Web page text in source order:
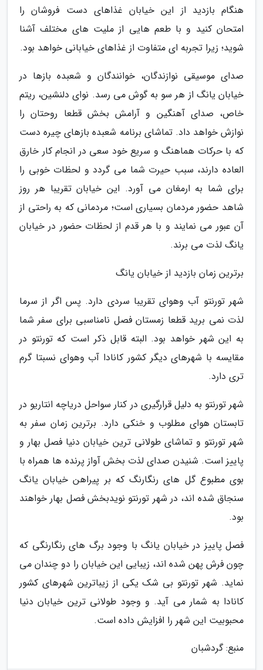
هنگام بازدید از این خیابان غذاهای دست فروشان را
امتحان کنید و با طعم هایی از ملیت های مختلف آشنا
شوید؛ زیرا تجربه ای متفاوت از غذاهای خیابانی خواهد بود.
صدای موسیقی نوازندگان، خوانندگان و شعبده بازها در
خیابان یانگ از هر سو به گوش می رسد. نوای دلنشین، ریتم
خاص، صدای آهنگین و آرامش بخش قطعا روحتان را
نوازش خواهد داد. تماشای برنامه شعبده بازهای چیره دست
که با حرکات هماهنگ و سریع خود سعی در انجام کار خارق
العاده دارند، سبب حیرت شما می گردد و لحظات خوبی را
برای شما به ارمغان می آورد. این خیابان تقریبا هر روز
شاهد حضور مردمان بسیاری است؛ مردمانی که به راحتی از
آن عبور می نمایند و با هر قدم از لحظات حضور در خیابان
یانگ لذت می برند.
برترین زمان بازدید از خیابان یانگ
شهر تورنتو آب وهوای تقریبا سردی دارد. پس اگر از سرما
لذت نمی برید قطعا زمستان فصل نامناسبی برای سفر شما
به این شهر خواهد بود. البته قابل ذکر است که تورنتو در
مقایسه با شهرهای دیگر کشور کانادا آب وهوای نسبتا گرم
تری دارد.
شهر تورنتو به دلیل قرارگیری در کنار سواحل دریاچه انتاریو در
تابستان هوای مطلوب و خنکی دارد. برترین زمان سفر به
شهر تورنتو و تماشای طولانی ترین خیابان دنیا فصل بهار و
پاییز است. شنیدن صدای لذت بخش آواز پرنده ها همراه با
بوی مطبوع گل های رنگارنگ که بر پیراهن خیابان یانگ
سنجاق شده اند، در شهر تورنتو نویدبخش فصل بهار خواهند
بود.
فصل پاییز در خیابان یانگ با وجود برگ های رنگارنگی که
چون فرش پهن شده اند، زیبایی این خیابان را دو چندان می
نماید. شهر تورنتو بی شک یکی از زیباترین شهرهای کشور
کانادا به شمار می آید. و وجود طولانی ترین خیابان دنیا
محبوبیت این شهر را افزایش داده است.
منبع: گردشبان